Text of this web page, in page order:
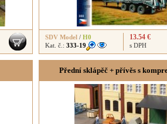
SDV Model / H0
Kat. č.: 333-19
13.54 €
s DPH
Přední sklápěč + přívěs s